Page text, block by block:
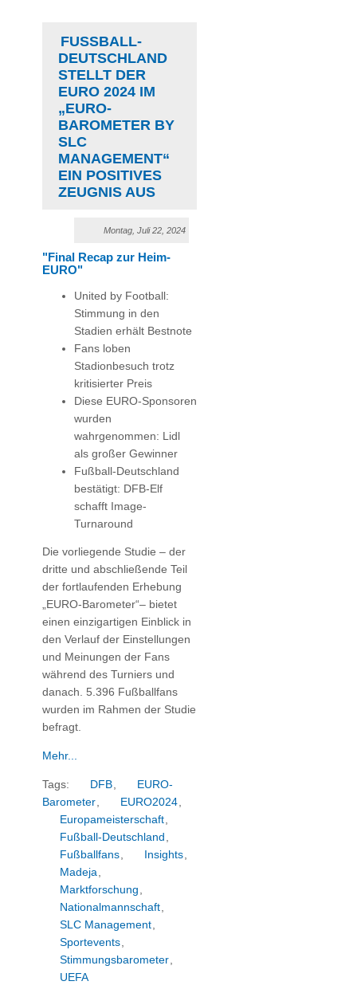
FUSSBALL-D
EUTSCHLAND S
TELLT DER E
URO 2024 IM „
EURO-B
AROMETER BY S
LC M
ANAGEMENT“ E
IN POSITIVES Z
EUGNIS AUS
Montag, Juli 22, 2024
"Final Recap zur Heim-
EURO"
United by Football:
Stimmung in den
Stadien erhält Bestnote
Fans loben
Stadionbesuch trotz
kritisierter Preis
Diese EURO-Sponsoren
wurden
wahrgenommen: Lidl
als großer Gewinner
Fußball-Deutschland
bestätigt: DFB-Elf
schafft Image-
Turnaround
Die vorliegende Studie – der
dritte und abschließende Teil
der fortlaufenden Erhebung
„EURO-Barometer“– bietet
einen einzigartigen Einblick in
den Verlauf der Einstellungen
und Meinungen der Fans
während des Turniers und
danach. 5.396 Fußballfans
wurden im Rahmen der Studie
befragt.
Mehr...
Tags: DFB
EURO-
Barometer
EURO2024
Europameisterschaft
Fußball-Deutschland
Fußballfans
Insights
Madeja
Marktforschung
Nationalmannschaft
SLC Management
Sportevents
Stimmungsbarometer
UEFA